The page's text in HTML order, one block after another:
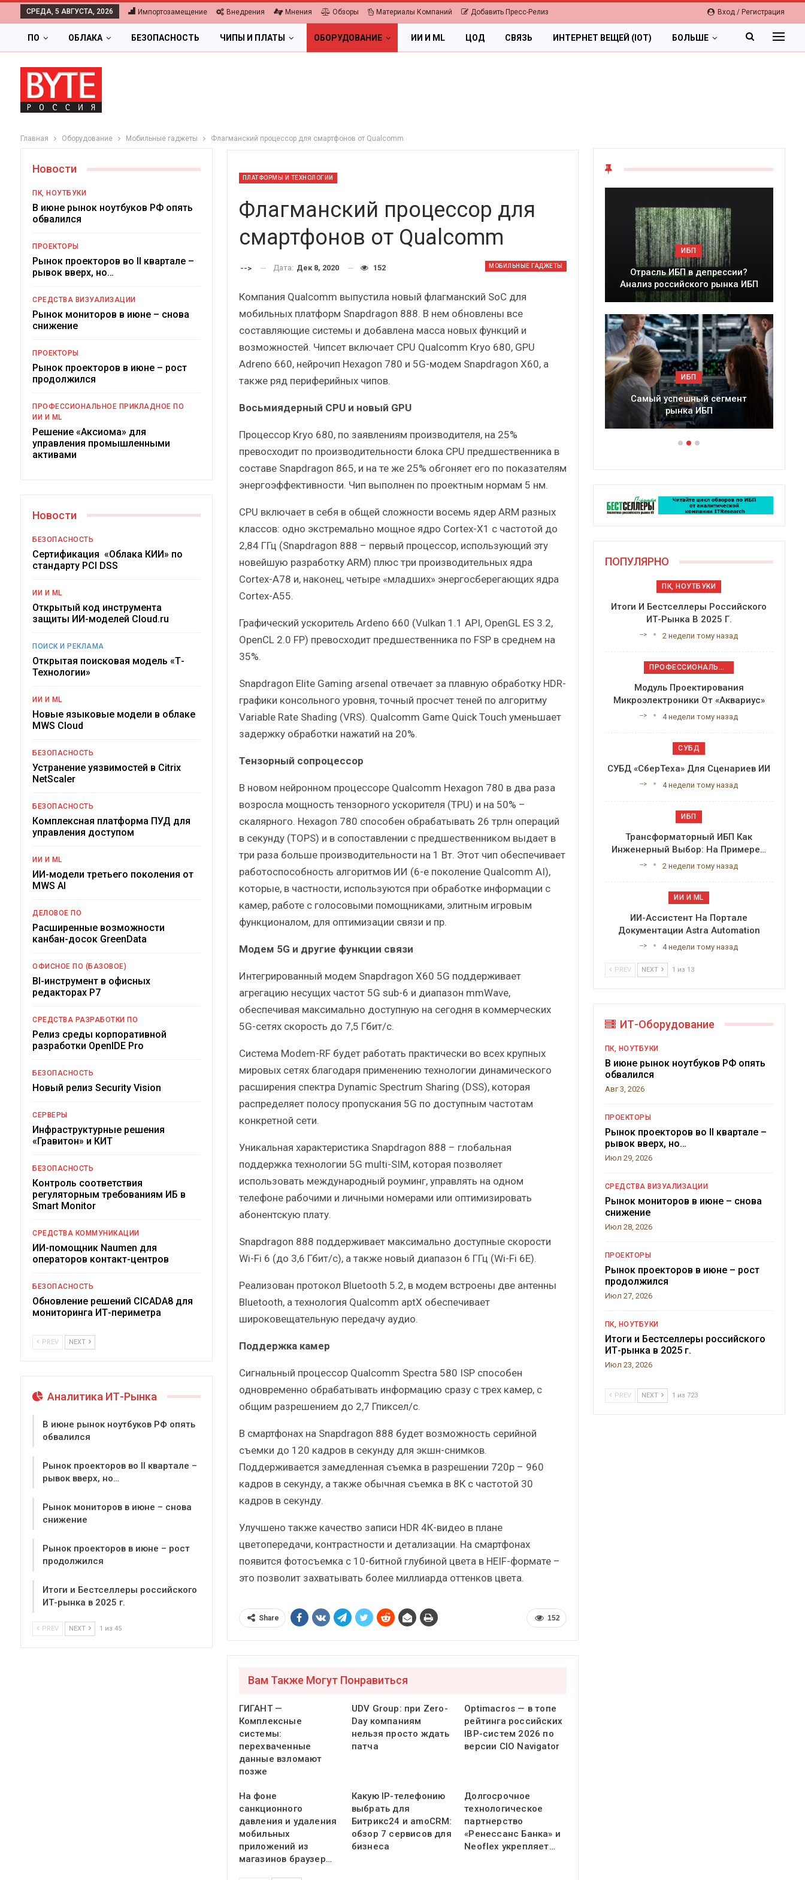
Вход / Регистрация
СРЕДА, 5 АВГУСТА, 2026 Импортозамещение Внедрения Мнения Обзоры Материалы Компаний Добавить Пресс-Релиз
ПО ОБЛАКА БЕЗОПАСНОСТЬ ЧИПЫ И ПЛАТЫ ОБОРУДОВАНИЕ ИИ И ML ЦОД СВЯЗЬ ИНТЕРНЕТ ВЕЩЕЙ (IOT) БОЛЬШЕ
Главная Оборудование Мобильные гаджеты Флагманский процессор для смартфонов от Qualcomm
ПЛАТФОРМЫ И ТЕХНОЛОГИИ
Флагманский процессор для
смартфонов от Qualcomm
МОБИЛЬНЫЕ ГАДЖЕТЫ
--> Дата: Дек 8, 2020 152
Компания Qualcomm выпустила новый флагманский SoC для
мобильных платформ Snapdragon 888. В нем обновлены все
составляющие системы и добавлена масса новых функций и
возможностей. Чипсет включает CPU Qualcomm Kryo 680, GPU
Adreno 660, нейрочип Hexagon 780 и 5G-модем Snapdragon X60, а
также ряд периферийных чипов.
Восьмиядерный CPU и новый GPU
Процессор Kryo 680, по заявлениям производителя, на 25%
превосходит по производительности блока CPU предшественника в
составе Snapdragon 865, и на те же 25% обгоняет его по показателям
энергоэффективности. Чип выполнен по проектным нормам 5 нм.
CPU включает в себя в общей сложности восемь ядер ARM разных
классов: одно экстремально мощное ядро Cortex-X1 с частотой до
2,84 ГГц (Snapdragon 888 – первый процессор, использующий эту
новейшую разработку ARM) плюс три производительных ядра
Cortex-A78 и, наконец, четыре «младших» энергосберегающих ядра
Cortex-A55.
Графический ускоритель Ardeno 660 (Vulkan 1.1 API, OpenGL ES 3.2,
OpenCL 2.0 FP) превосходит предшественника по FSP в среднем на
35%.
Snapdragon Elite Gaming arsenal отвечает за плавную обработку HDR-
графики консольного уровня, точный просчет теней по алгоритму
Variable Rate Shading (VRS). Qualcomm Game Quick Touch уменьшает
задержку обработки нажатий на 20%.
Тензорный сопроцессор
В новом нейронном процессоре Qualcomm Hexagon 780 в два раза
возросла мощность тензорного ускорителя (TPU) и на 50% –
скалярного. Hexagon 780 способен обрабатывать 26 трлн операций
в секунду (TOPS) и в сопоставлении с предшественником выдает в
три раза больше производительности на 1 Вт. Этот чип обеспечивает
работоспособность алгоритмов ИИ (6-е поколение Qualcomm AI),
которые, в частности, используются при обработке информации с
камер, работе с голосовыми помощниками, элитным игровым
функционалом, для оптимизации связи и пр.
Модем 5G и другие функции связи
Интегрированный модем Snapdragon X60 5G поддерживает
агрегацию несущих частот 5G sub-6 и диапазон mmWave,
обеспечивая максимально доступную на сегодня в коммерческих
5G-сетях скорость до 7,5 Гбит/с.
Система Modem-RF будет работать практически во всех крупных
мировых сетях благодаря применению технологии динамического
расширения спектра Dynamic Spectrum Sharing (DSS), которая
распределяет полосу пропускания 5G по доступным частотам
конкретной сети.
Уникальная характеристика Snapdragon 888 – глобальная
поддержка технологии 5G multi-SIM, которая позволяет
использовать международный роуминг, управлять на одном
телефоне рабочими и личными номерами или оптимизировать
абонентскую плату.
Snapdragon 888 поддерживает максимально доступные скорости
Wi-Fi 6 (до 3,6 Гбит/с), а также новый диапазон 6 ГГц (Wi-Fi 6E).
Реализован протокол Bluetooth 5.2, в модем встроены две антенны
Bluetooth, а технология Qualcomm aptX обеспечивает
широковещательную передачу аудио.
Поддержка камер
Сигнальный процессор Qualcomm Spectra 580 ISP способен
одновременно обрабатывать информацию сразу с трех камер, с
общим разрешением до 2,7 Гпиксел/с.
В смартфонах на Snapdragon 888 будет возможность серийной
съемки до 120 кадров в секунду для экшн-снимков.
Поддерживается замедленная съемка в разрешении 720p – 960
кадров в секунду, а также обычная съемка в 8К с частотой 30
кадров в секунду.
Улучшено также качество записи HDR 4К-видео в плане
цветопередачи, контрастности и детализации. На смартфонах
появится фотосъемка с 10-битной глубиной цвета в HEIF-формате –
это позволит захватывать более миллиарда оттенков цвета.
152
Share
Вам Также Могут Понравиться
ГИГАНТ —
Комплексные
системы:
перехваченные
данные взломают
позже
UDV Group: при Zero-
Day компаниям
нельзя просто ждать
патча
Optimacros — в топе
рейтинга российских
IBP-систем 2026 по
версии CIO Navigator
На фоне
санкционного
давления и удаления
мобильных
приложений из
магазинов браузер…
Какую IP-телефонию
выбрать для
Битрикс24 и amoCRM:
обзор 7 сервисов для
бизнеса
Долгосрочное
технологическое
партнерство
«Ренессанс Банка» и
Neoflex укрепляет…
Новости
ПК, НОУТБУКИ
В июне рынок ноутбуков РФ опять
обвалился
ПРОЕКТОРЫ
Рынок проекторов во II квартале –
рывок вверх, но…
СРЕДСТВА ВИЗУАЛИЗАЦИИ
Рынок мониторов в июне – снова
снижение
ПРОЕКТОРЫ
Рынок проекторов в июне – рост
продолжился
ПРОФЕССИОНАЛЬНОЕ ПРИКЛАДНОЕ ПО
ИИ И ML
Решение «Аксиома» для
управления промышленными
активами
Новости
БЕЗОПАСНОСТЬ
Сертификация «Облака КИИ» по
стандарту PCI DSS
ИИ И ML
Открытый код инструмента
защиты ИИ-моделей Cloud.ru
ПОИСК И РЕКЛАМА
Открытая поисковая модель «Т-
Технологии»
ИИ И ML
Новые языковые модели в облаке
MWS Cloud
БЕЗОПАСНОСТЬ
Устранение уязвимостей в Citrix
NetScaler
БЕЗОПАСНОСТЬ
Комплексная платформа ПУД для
управления доступом
ИИ И ML
ИИ-модели третьего поколения от
MWS AI
ДЕЛОВОЕ ПО
Расширенные возможности
канбан-досок GreenData
ОФИСНОЕ ПО (БАЗОВОЕ)
BI-инструмент в офисных
редакторах Р7
СРЕДСТВА РАЗРАБОТКИ ПО
Релиз среды корпоративной
разработки OpenIDE Pro
БЕЗОПАСНОСТЬ
Новый релиз Security Vision
СЕРВЕРЫ
Инфраструктурные решения
«Гравитон» и КИТ
БЕЗОПАСНОСТЬ
Контроль соответствия
регуляторным требованиям ИБ в
Smart Monitor
СРЕДСТВА КОММУНИКАЦИИ
ИИ-помощник Naumen для
операторов контакт-центров
БЕЗОПАСНОСТЬ
Обновление решений CICADA8 для
мониторинга ИТ-периметра
PREV NEXT
Аналитика ИТ-Рынка
В июне рынок ноутбуков РФ опять
обвалился
Рынок проекторов во II квартале –
рывок вверх, но…
Рынок мониторов в июне – снова
снижение
Рынок проекторов в июне – рост
продолжился
Итоги и Бестселлеры российского
ИТ-рынка в 2025 г.
PREV NEXT 1 из 45
ОБЛАКА
Краткий статистический
ИБП
российский рынок ИБП?
Итоги и Бестселлеры
ИБП
Отрасль ИБП в депрессии?
Анализ российского рынка ИБП
ИБП
Самый успешный сегмент
рынка ИБП
ПОПУЛЯРНО
ПК, НОУТБУКИ
Итоги И Бестселлеры Российского
ИТ-Рынка В 2025 Г.
--> 2 недели тому назад
ПРОФЕССИОНАЛЬНОЕ ПРИКЛАДНОЕ ПО
Модуль Проектирования
Микроэлектроники От «Аквариус»
--> 4 недели тому назад
СУБД
СУБД «СберТеха» Для Сценариев ИИ
--> 4 недели тому назад
ИБП
Трансформаторный ИБП Как
Инженерный Выбор: На Примере…
--> 2 недели тому назад
ИИ И ML
ИИ-Ассистент На Портале
Документации Astra Automation
--> 4 недели тому назад
PREV NEXT 1 из 13
ИТ-Оборудование
ПК, НОУТБУКИ
В июне рынок ноутбуков РФ опять
обвалился
Авг 3, 2026
ПРОЕКТОРЫ
Рынок проекторов во II квартале –
рывок вверх, но…
Июл 29, 2026
СРЕДСТВА ВИЗУАЛИЗАЦИИ
Рынок мониторов в июне – снова
снижение
Июл 28, 2026
ПРОЕКТОРЫ
Рынок проекторов в июне – рост
продолжился
Июл 27, 2026
ПК, НОУТБУКИ
Итоги и Бестселлеры российского
ИТ-рынка в 2025 г.
Июл 23, 2026
PREV NEXT 1 из 723